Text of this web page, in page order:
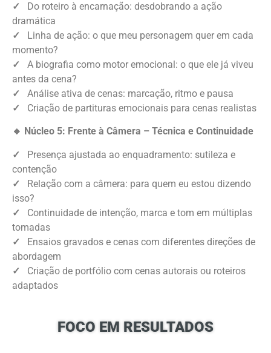
✓ Do roteiro à encarnação: desdobrando a ação
dramática
✓ Linha de ação: o que meu personagem quer em cada
momento?
✓ A biografia como motor emocional: o que ele já viveu
antes da cena?
✓ Análise ativa de cenas: marcação, ritmo e pausa
✓ Criação de partituras emocionais para cenas realistas
🔸 Núcleo 5: Frente à Câmera – Técnica e Continuidade
✓ Presença ajustada ao enquadramento: sutileza e
contenção
✓ Relação com a câmera: para quem eu estou dizendo
isso?
✓ Continuidade de intenção, marca e tom em múltiplas
tomadas
✓ Ensaios gravados e cenas com diferentes direções de
abordagem
✓ Criação de portfólio com cenas autorais ou roteiros
adaptados
FOCO EM RESULTADOS